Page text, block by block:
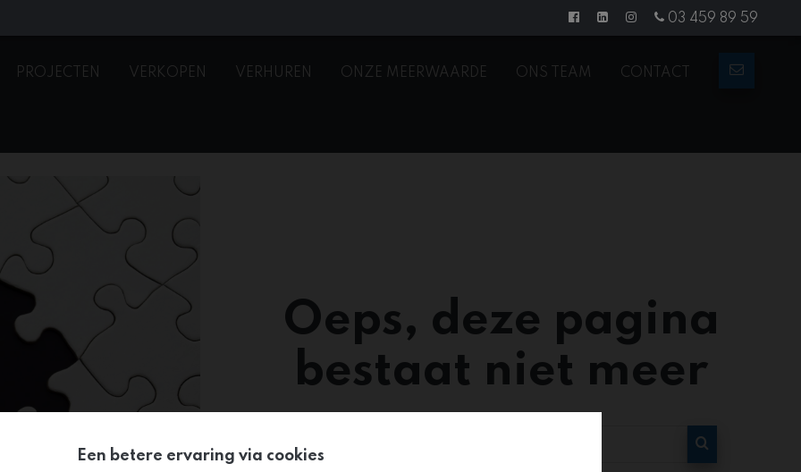
Een betere ervaring via cookies
03 459 89 59
PROJECTEN VERKOPEN VERHUREN ONZE MEERWAARDE ONS TEAM CONTACT
Oeps, deze pagina
bestaat niet meer